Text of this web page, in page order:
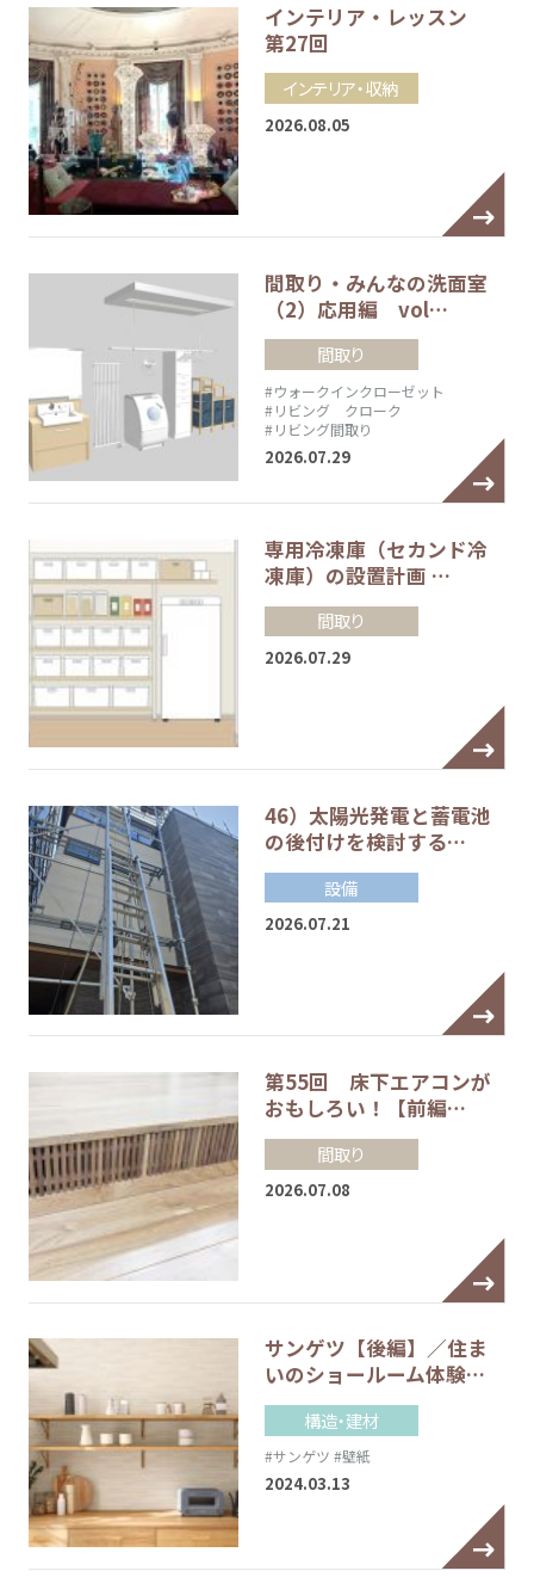
インテリア・レッスン
第27回
インテリア・収納
2026.08.05
間取り・みんなの洗面室
（2）応用編 vol…
間取り
#ウォークインクローゼット
#リビング クローク
#リビング間取り
2026.07.29
専用冷凍庫（セカンド冷
凍庫）の設置計画 …
間取り
2026.07.29
46）太陽光発電と蓄電池
の後付けを検討する…
設備
2026.07.21
第55回 床下エアコンが
おもしろい！【前編…
間取り
2026.07.08
サンゲツ【後編】／住ま
いのショールーム体験…
構造・建材
#サンゲツ #壁紙
2024.03.13